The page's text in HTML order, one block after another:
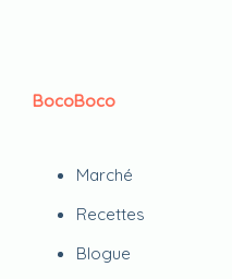
BocoBoco
Marché
Recettes
Blogue